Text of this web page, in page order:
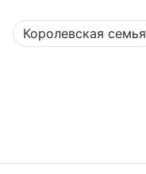
Королевская семья